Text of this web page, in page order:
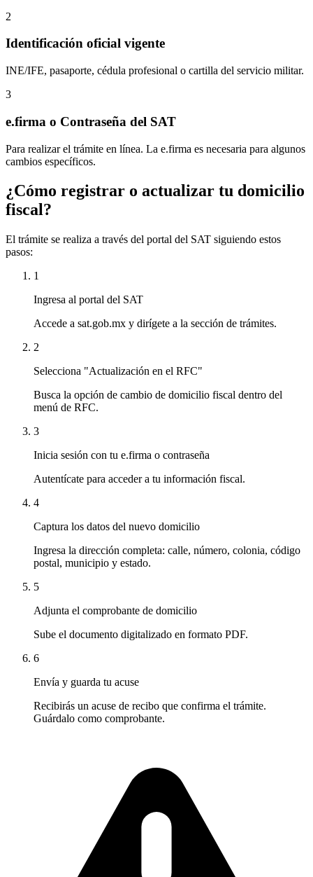
2
Identificación oficial vigente
INE/IFE, pasaporte, cédula profesional o cartilla del servicio militar.
3
e.firma o Contraseña del SAT
Para realizar el trámite en línea. La e.firma es necesaria para algunos
cambios específicos.
¿Cómo registrar o actualizar tu domicilio
fiscal?
El trámite se realiza a través del portal del SAT siguiendo estos
pasos:
1
Ingresa al portal del SAT
Accede a sat.gob.mx y dirígete a la sección de trámites.
2
Selecciona "Actualización en el RFC"
Busca la opción de cambio de domicilio fiscal dentro del
menú de RFC.
3
Inicia sesión con tu e.firma o contraseña
Autentícate para acceder a tu información fiscal.
4
Captura los datos del nuevo domicilio
Ingresa la dirección completa: calle, número, colonia, código
postal, municipio y estado.
5
Adjunta el comprobante de domicilio
Sube el documento digitalizado en formato PDF.
6
Envía y guarda tu acuse
Recibirás un acuse de recibo que confirma el trámite.
Guárdalo como comprobante.